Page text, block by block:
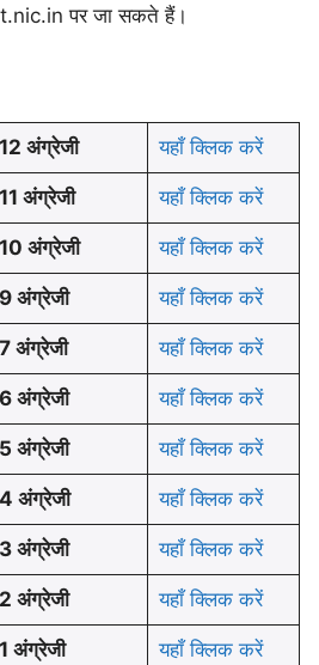
पर जा सकते हैं।
अंग्रेजी यहाँ क्लिक करें
अंग्रेजी यहाँ क्लिक करें
अंग्रेजी यहाँ क्लिक करें
अंग्रेजी यहाँ क्लिक करें
अंग्रेजी यहाँ क्लिक करें
अंग्रेजी यहाँ क्लिक करें
अंग्रेजी यहाँ क्लिक करें
अंग्रेजी यहाँ क्लिक करें
अंग्रेजी यहाँ क्लिक करें
अंग्रेजी यहाँ क्लिक करें
अंग्रेजी यहाँ क्लिक करें